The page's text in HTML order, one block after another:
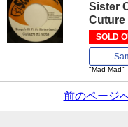
Sister
Cuture
SOLD
"Mad Mad"
前のページ